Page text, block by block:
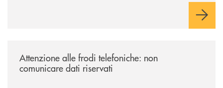
Attenzione alle frodi telefoniche: non
comunicare dati riservati